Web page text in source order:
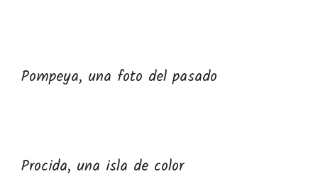
Pompeya, una foto del pasado
Procida, una isla de color